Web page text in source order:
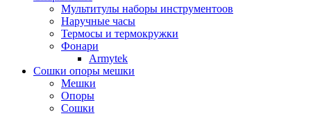
Мультитулы наборы инструментоов
Наручные часы
Термосы и термокружки
Фонари
Armytek
Сошки опоры мешки
Мешки
Опоры
Сошки